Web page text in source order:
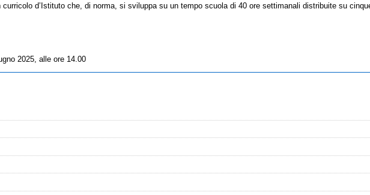
curricolo d’Istituto che, di norma, si sviluppa su un tempo scuola di 40 ore settimanali distribuite su
2025, alle ore 14.00